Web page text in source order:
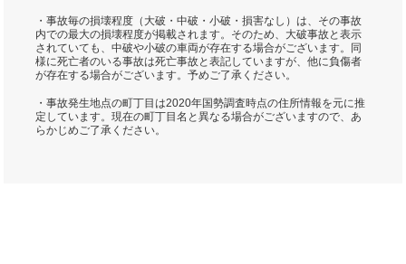
・事故毎の損壊程度（大破・中破・小破・損害なし）は、その事故
内での最大の損壊程度が掲載されます。そのため、大破事故と表示
されていても、中破や小破の車両が存在する場合がございます。同
様に死亡者のいる事故は死亡事故と表記していますが、他に負傷者
が存在する場合がございます。予めご了承ください。
・事故発生地点の町丁目は2020年国勢調査時点の住所情報を元に推
定しています。現在の町丁目名と異なる場合がございますので、あ
らかじめご了承ください。